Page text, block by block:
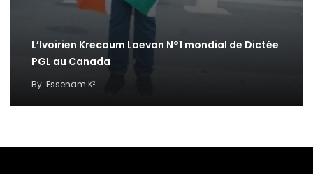
L’Ivoirien Krecoum Loevan N°1 mondial de Dictée
PGL au Canada
By Essenam K²